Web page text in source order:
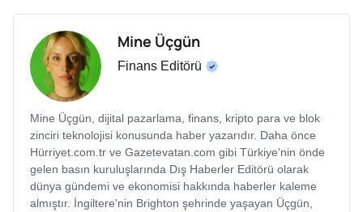
Mine Üçgün
Finans Editörü
Mine Üçgün, dijital pazarlama, finans, kripto para ve blok
zinciri teknolojisi konusunda haber yazarıdır. Daha önce
Hürriyet.com.tr ve Gazetevatan.com gibi Türkiye'nin önde
gelen basın kuruluşlarında Dış Haberler Editörü olarak
dünya gündemi ve ekonomisi hakkında haberler kaleme
almıştır. İngiltere'nin Brighton şehrinde yaşayan Üçgün,